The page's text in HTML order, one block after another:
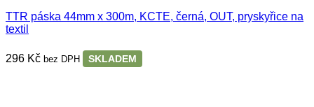
TTR páska 44mm x 300m, KCTE, černá, OUT, pryskyřice na
textil
296 Kč bez DPH SKLADEM